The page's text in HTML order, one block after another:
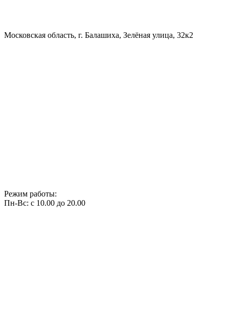
Московская область, г. Балашиха, Зелёная улица, 32к2
Режим работы:
Пн-Вс: с 10.00 до 20.00